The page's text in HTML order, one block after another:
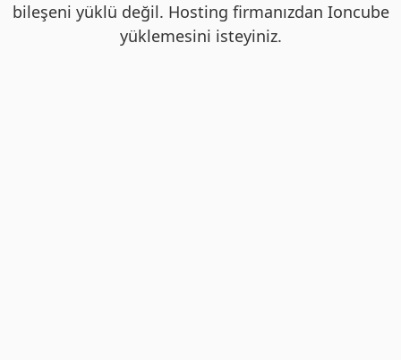
bileşeni yüklü değil. Hosting firmanızdan Ioncube
yüklemesini isteyiniz.